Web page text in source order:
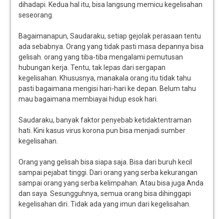
dihadapi. Kedua hal itu, bisa langsung memicu kegelisahan
seseorang.
Bagaimanapun, Saudaraku, setiap gejolak perasaan tentu
ada sebabnya. Orang yang tidak pasti masa depannya bisa
gelisah. orang yang tiba-tiba mengalami pemutusan
hubungan kerja. Tentu, tak lepas dari sergapan
kegelisahan. Khususnya, manakala orang itu tidak tahu
pasti bagaimana mengisi hari-hari ke depan. Belum tahu
mau bagaimana membiayai hidup esok hari.
Saudaraku, banyak faktor penyebab ketidaktentraman
hati. Kini kasus virus korona pun bisa menjadi sumber
kegelisahan.
Orang yang gelisah bisa siapa saja. Bisa dari buruh kecil
sampai pejabat tinggi. Dari orang yang serba kekurangan
sampai orang yang serba kelimpahan. Atau bisa juga Anda
dan saya. Sesungguhnya, semua orang bisa dihinggapi
kegelisahan diri. Tidak ada yang imun dari kegelisahan.